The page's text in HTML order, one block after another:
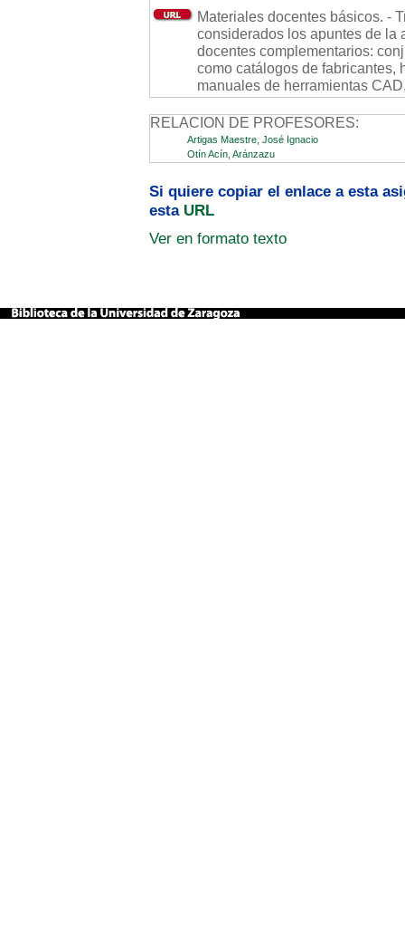
Materiales docentes básicos. -
considerados los apuntes de la
docentes complementarios:
como catálogos de fabricantes,
manuales de herramientas
RELACION DE PROFESORES:
Artigas Maestre, José Ignacio
Otín Acín, Aránzazu
Si quiere copiar el enlace a esta
esta URL
Ver en formato texto